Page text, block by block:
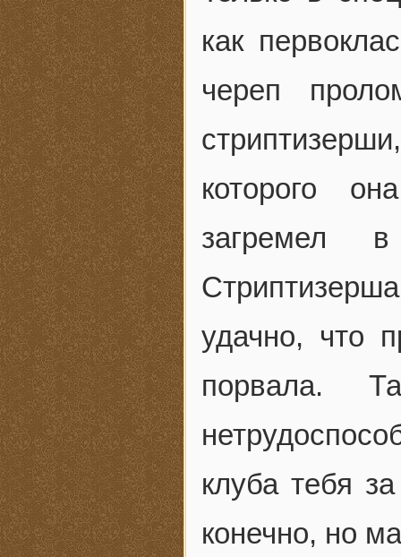
как
череп
которого
загремел
удачно, что
порвала.
клуба тебя
конечно, но